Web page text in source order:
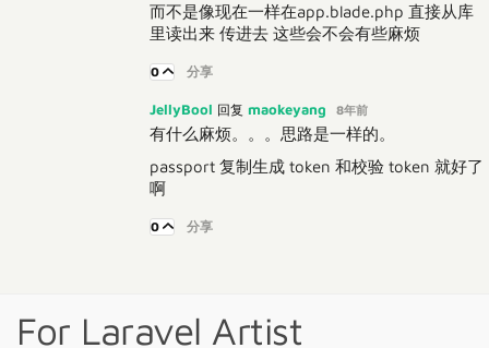
而不是像现在一样在app.blade.php 直接从库
里读出来 传进去 这些会不会有些麻烦
0 分享
JellyBool 回复 maokeyang 8年前
有什么麻烦。。。思路是一样的。
passport 复制生成 token 和校验 token 就好了
啊
0 分享
For Laravel Artist